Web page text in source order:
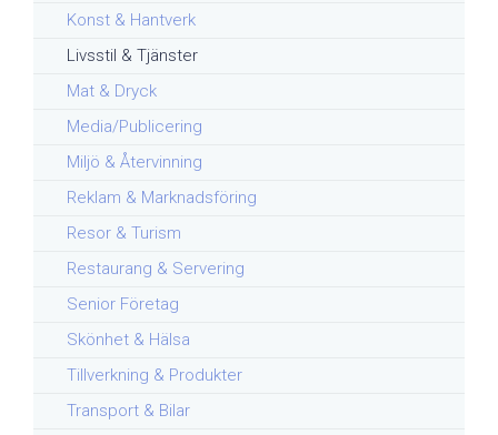
Konst & Hantverk
Livsstil & Tjänster
Mat & Dryck
Media/Publicering
Miljö & Återvinning
Reklam & Marknadsföring
Resor & Turism
Restaurang & Servering
Senior Företag
Skönhet & Hälsa
Tillverkning & Produkter
Transport & Bilar